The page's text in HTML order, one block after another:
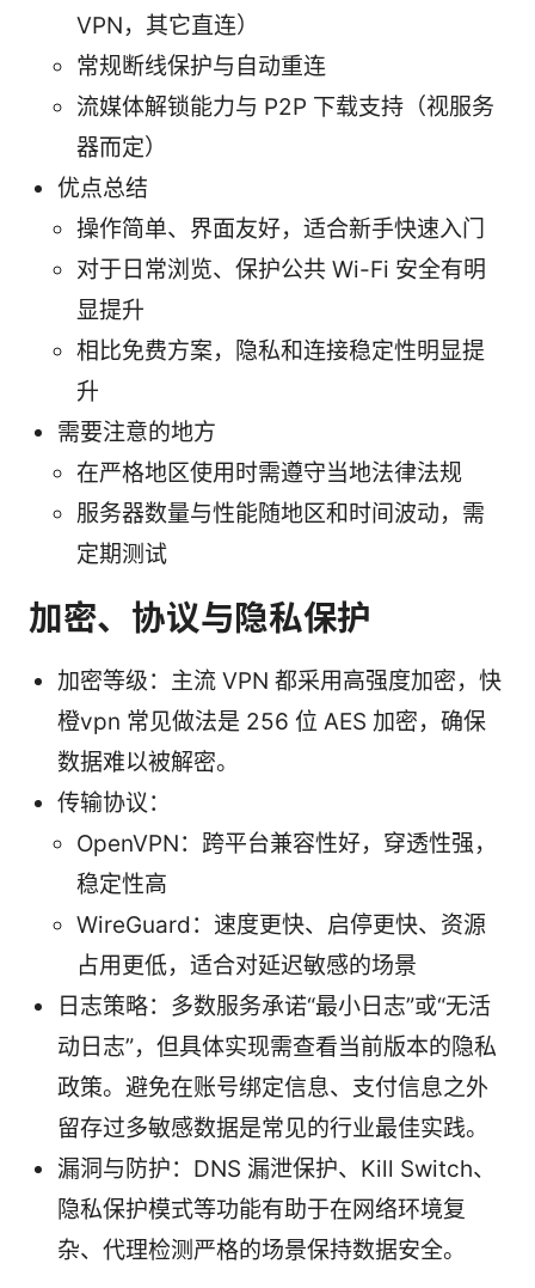
VPN，其它直连）
常规断线保护与自动重连
流媒体解锁能力与 P2P 下载支持（视服务
器而定）
优点总结
操作简单、界面友好，适合新手快速入门
对于日常浏览、保护公共 Wi-Fi 安全有明
显提升
相比免费方案，隐私和连接稳定性明显提
升
需要注意的地方
在严格地区使用时需遵守当地法律法规
服务器数量与性能随地区和时间波动，需
定期测试
加密、协议与隐私保护
加密等级：主流 VPN 都采用高强度加密，快
橙vpn 常见做法是 256 位 AES 加密，确保
数据难以被解密。
传输协议：
OpenVPN：跨平台兼容性好，穿透性强，
稳定性高
WireGuard：速度更快、启停更快、资源
占用更低，适合对延迟敏感的场景
日志策略：多数服务承诺“最小日志”或“无活
动日志”，但具体实现需查看当前版本的隐私
政策。避免在账号绑定信息、支付信息之外
留存过多敏感数据是常见的行业最佳实践。
漏洞与防护：DNS 漏泄保护、Kill Switch、
隐私保护模式等功能有助于在网络环境复
杂、代理检测严格的场景保持数据安全。